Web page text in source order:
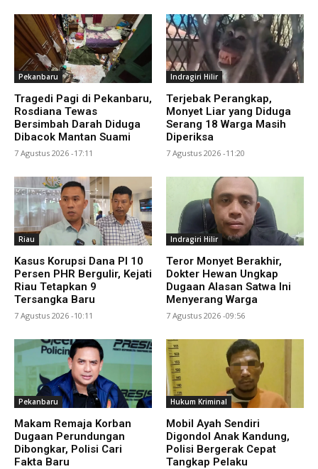
Pekanbaru
Tragedi Pagi di Pekanbaru,
Rosdiana Tewas
Bersimbah Darah Diduga
Dibacok Mantan Suami
7 Agustus 2026 -17:11
Indragiri Hilir
Terjebak Perangkap,
Monyet Liar yang Diduga
Serang 18 Warga Masih
Diperiksa
7 Agustus 2026 -11:20
Riau
Kasus Korupsi Dana PI 10
Persen PHR Bergulir, Kejati
Riau Tetapkan 9
Tersangka Baru
7 Agustus 2026 -10:11
Indragiri Hilir
Teror Monyet Berakhir,
Dokter Hewan Ungkap
Dugaan Alasan Satwa Ini
Menyerang Warga
7 Agustus 2026 -09:56
Pekanbaru
Makam Remaja Korban
Dugaan Perundungan
Dibongkar, Polisi Cari
Fakta Baru
Hukum Kriminal
Mobil Ayah Sendiri
Digondol Anak Kandung,
Polisi Bergerak Cepat
Tangkap Pelaku